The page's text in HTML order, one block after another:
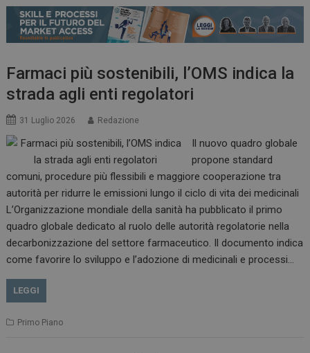
Farmaci più sostenibili, l’OMS indica la
strada agli enti regolatori
31 Luglio 2026 Redazione
Il nuovo quadro globale
propone standard
comuni, procedure più flessibili e maggiore cooperazione tra
autorità per ridurre le emissioni lungo il ciclo di vita dei medicinali
L’Organizzazione mondiale della sanità ha pubblicato il primo
quadro globale dedicato al ruolo delle autorità regolatorie nella
decarbonizzazione del settore farmaceutico. Il documento indica
come favorire lo sviluppo e l’adozione di medicinali e processi…
LEGGI
Primo Piano
ARRAffinitySameSite
Microsoft Corporation
.www.dailyhealthindustry.it
Sessione
www.dailyhealthindustry.it